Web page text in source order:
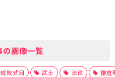
の画像一覧
敗式目 武士 法律 鎌倉